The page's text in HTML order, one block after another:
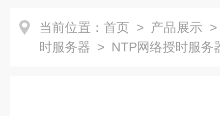
当前位置： 首页 > 产品展示
时服务器 > NTP网络授时服务